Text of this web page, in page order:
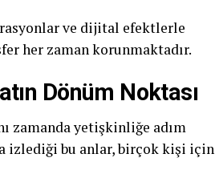
ve dijital efektlerle
her zaman korunmaktadır.
Dönüm Noktası
zamanda yetişkinliğe adım
izlediği bu anlar, birçok kişi için